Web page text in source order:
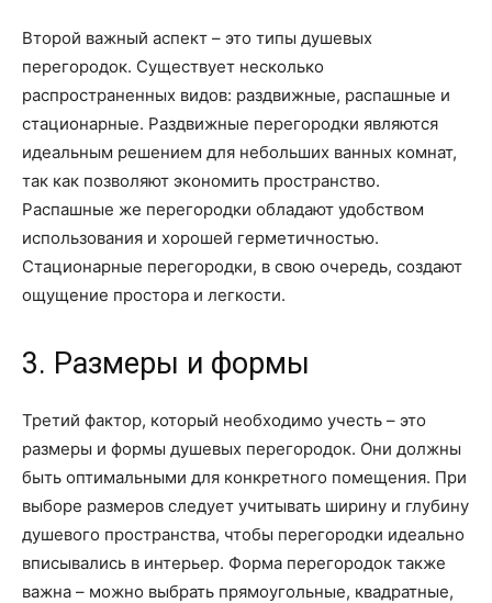
Второй важный аспект – это типы душевых
перегородок. Существует несколько
распространенных видов: раздвижные, распашные и
стационарные. Раздвижные перегородки являются
идеальным решением для небольших ванных комнат,
так как позволяют экономить пространство.
Распашные же перегородки обладают удобством
использования и хорошей герметичностью.
Стационарные перегородки, в свою очередь, создают
ощущение простора и легкости.
3. Размеры и формы
Третий фактор, который необходимо учесть – это
размеры и формы душевых перегородок. Они должны
быть оптимальными для конкретного помещения. При
выборе размеров следует учитывать ширину и глубину
душевого пространства, чтобы перегородки идеально
вписывались в интерьер. Форма перегородок также
важна – можно выбрать прямоугольные, квадратные,